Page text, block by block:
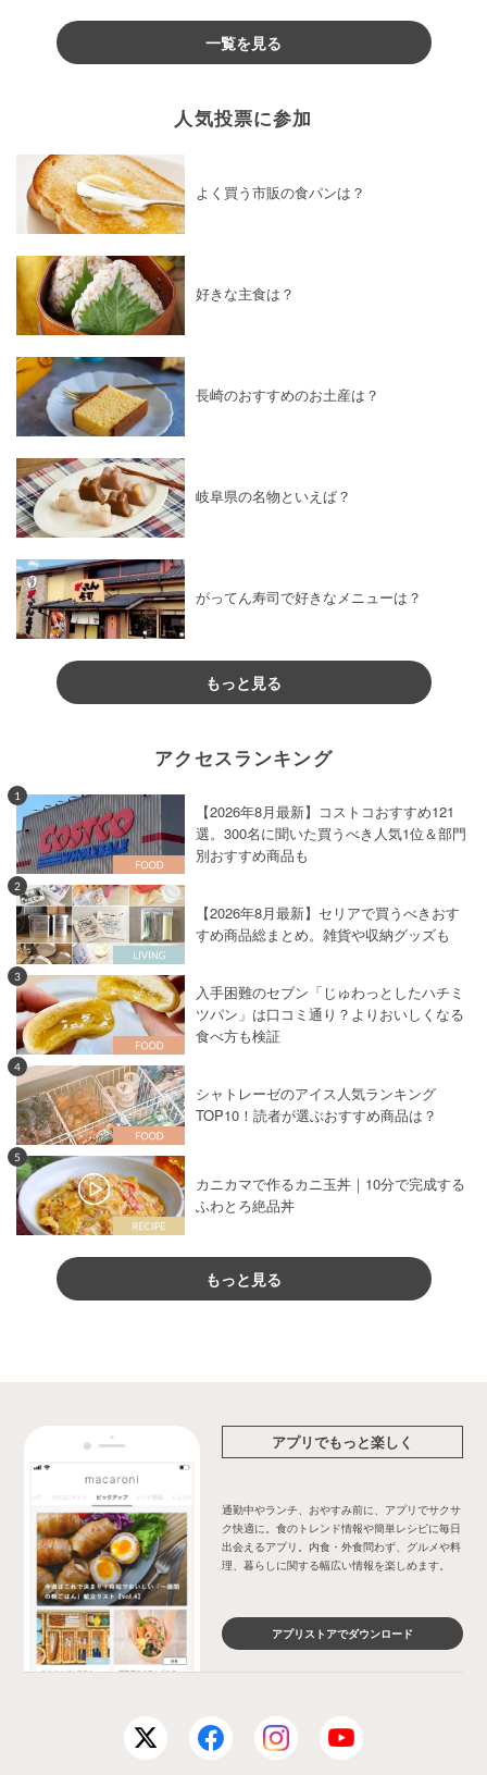
一覧を見る
人気投票に参加
よく買う市販の食パンは？
好きな主食は？
長崎のおすすめのお土産は？
岐阜県の名物といえば？
がってん寿司で好きなメニューは？
もっと見る
アクセスランキング
1
【2026年8月最新】コストコおすすめ121
選。300名に聞いた買うべき人気1位＆部門
別おすすめ商品も
2
【2026年8月最新】セリアで買うべきおす
すめ商品総まとめ。雑貨や収納グッズも
3
入手困難のセブン「じゅわっとしたハチミ
ツパン」は口コミ通り？よりおいしくなる
食べ方も検証
4
シャトレーゼのアイス人気ランキング
TOP10！読者が選ぶおすすめ商品は？
5
カニカマで作るカニ玉丼｜10分で完成する
ふわとろ絶品丼
もっと見る
アプリでもっと楽しく
通勤中やランチ、おやすみ前に、アプリでサクサ
ク快適に。食のトレンド情報や簡単レシピに毎日
出会えるアプリ。内食・外食問わず、グルメや料
理、暮らしに関する幅広い情報を楽しめます。
アプリストアでダウンロード